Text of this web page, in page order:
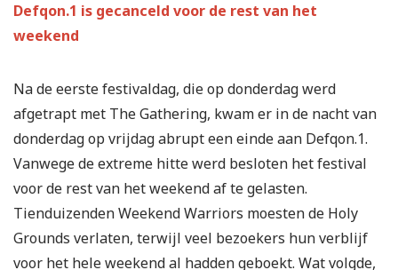
Defqon.1 is gecanceld voor de rest van het
weekend
Na de eerste festivaldag, die op donderdag werd
afgetrapt met The Gathering, kwam er in de nacht van
donderdag op vrijdag abrupt een einde aan Defqon.1.
Vanwege de extreme hitte werd besloten het festival
voor de rest van het weekend af te gelasten.
Tienduizenden Weekend Warriors moesten de Holy
Grounds verlaten, terwijl veel bezoekers hun verblijf
voor het hele weekend al hadden geboekt. Wat volgde,